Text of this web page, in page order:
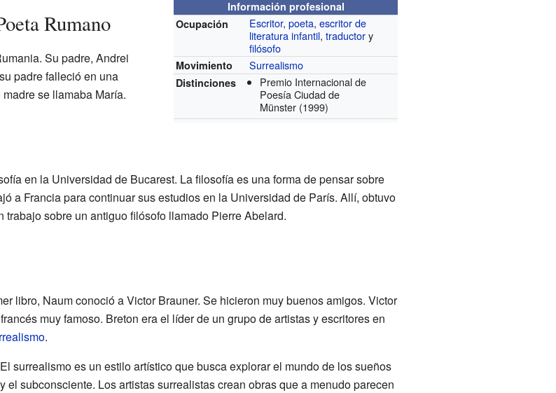
Información profesional
Ocupación
Escritor,poeta,escritor de
literatura infantil,traductory
filósofo
Movimiento Surrealismo
Distinciones
Premio Internacional de
Poesía Ciudad de
Münster (1999)
Rumano
Su padre, Andrei
padre falleció en una
se llamaba María.
en la Universidad de Bucarest. La filosofía es una forma de pensar sobre
a Francia para continuar sus estudios en la Universidad de París. Allí, obtuvo
sobre un antiguo filósofo llamado Pierre Abelard.
libro, Naum conoció a Victor Brauner. Se hicieron muy buenos amigos. Victor
muy famoso. Breton era el líder de un grupo de artistas y escritores en
.
El surrealismo es un estilo artístico que busca explorar el mundo de los sueños
y el subconsciente. Los artistas surrealistas crean obras que a menudo parecen